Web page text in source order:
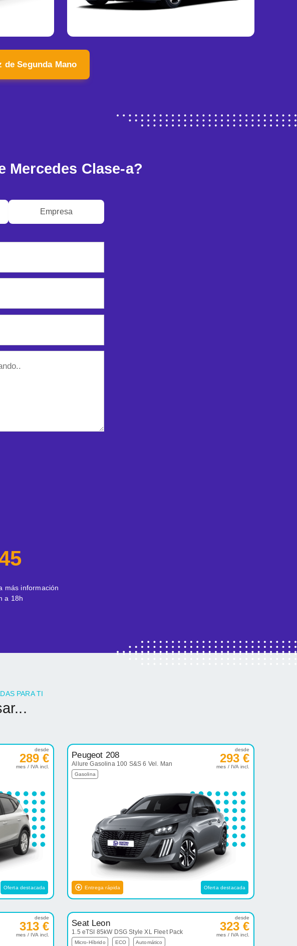
de Segunda Mano
Mercedes Clase-a?
Empresa
más información
a 18h
PARA TI
desde
289 €
mes / IVA incl.
Oferta destacada
Peugeot 208
Allure Gasolina 100 S&S 6 Vel. Man
Gasolina
desde
293 €
mes / IVA incl.
Entrega rápida Oferta destacada
desde
313 €
mes / IVA incl.
Seat Leon
1.5 eTSI 85kW DSG Style XL Fleet Pack
Micro-Híbrido ECO Automático
desde
323 €
mes / IVA incl.